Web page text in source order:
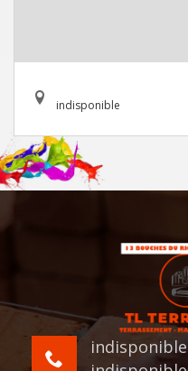
indisponible
indisponible